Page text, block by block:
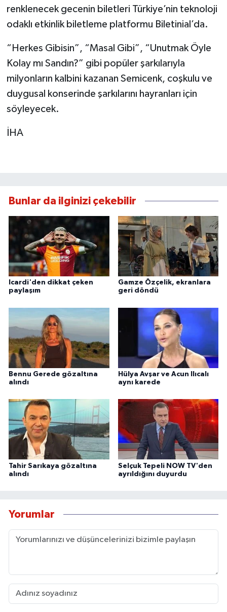
renklenecek gecenin biletleri Türkiye’nin teknoloji
odaklı etkinlik biletleme platformu Biletinial’da.
“Herkes Gibisin”, “Masal Gibi”, “Unutmak Öyle
Kolay mı Sandın?” gibi popüler şarkılarıyla
milyonların kalbini kazanan Semicenk, coşkulu ve
duygusal konserinde şarkılarını hayranları için
söyleyecek.
İHA
Bunlar da ilginizi çekebilir
Icardi'den dikkat çeken
paylaşım
Gamze Özçelik, ekranlara
geri döndü
Bennu Gerede gözaltına
alındı
Hülya Avşar ve Acun Ilıcalı
aynı karede
Tahir Sarıkaya gözaltına
alındı
Selçuk Tepeli NOW TV'den
ayrıldığını duyurdu
Yorumlar